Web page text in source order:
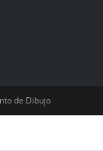
de Dibujo